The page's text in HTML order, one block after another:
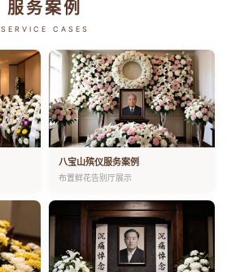
服务案例
SERVICE CASES
八宝山殡仪服务案例
布置鲜花告别厅展示